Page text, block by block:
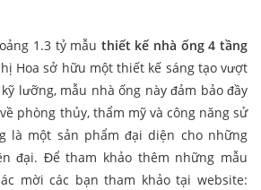
1.3 tỷ mẫu thiết kế nhà ống 4 tầng
Hoa sở hữu một thiết kế sáng tạo vượt
lưỡng, mẫu nhà ống này đảm bảo đầy
phòng thủy, thẩm mỹ và công năng sử
là một sản phẩm đại diện cho những
đại. Để tham khảo thêm những mẫu
mời các bạn tham khảo tại website: